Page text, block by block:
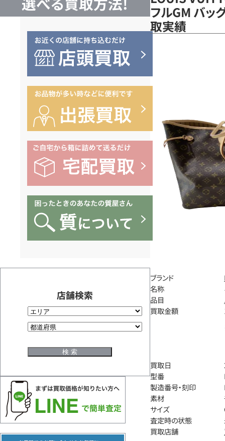
店舗検索
フルGM バッ
取実績
ブランド
名称
品目
買取金額
買取日
型番
製造番号・刻印
素材
サイズ
査定時の状態
買取店舗